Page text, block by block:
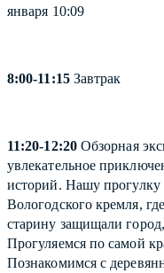
января 10:09
8:00-11:15Завтрак
11:20-12:20Обзорная
увлекательное
историй. Нашу прогулку
Вологодского кремля,
старину защищали
Прогуляемся по самой
Познакомимся с